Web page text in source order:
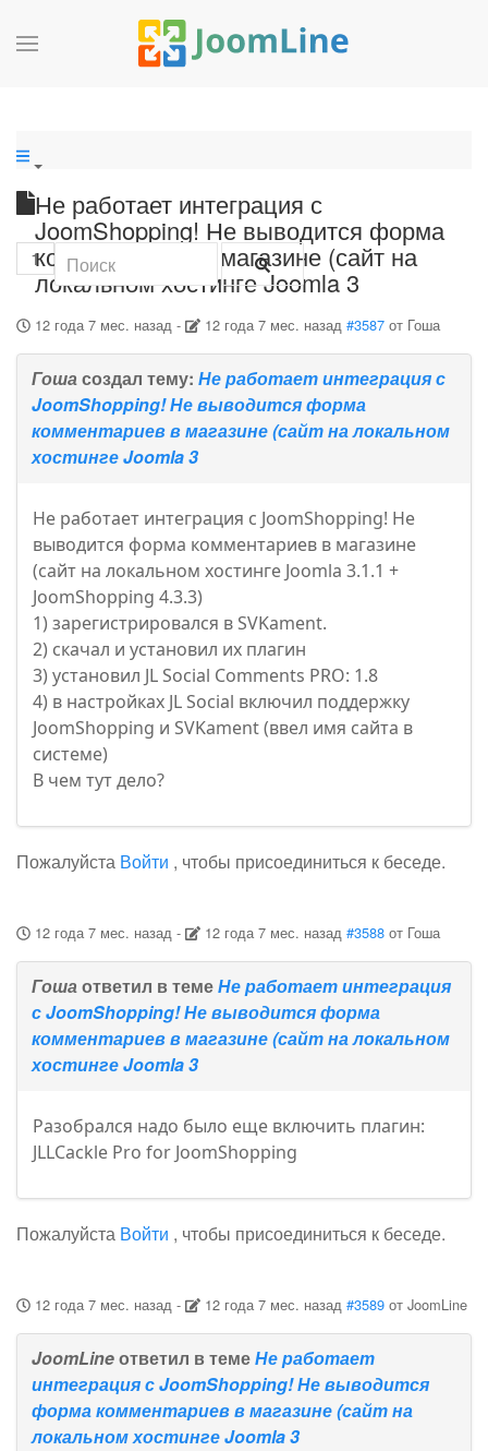
Не работает интеграция с
JoomShopping! Не выводится форма
комментариев в магазине (сайт на
локальном хостинге Joomla 3
1
12 года 7 мес. назад- 12 года 7 мес. назад #3587 от Гоша
Гошасоздал тему: Не работает интеграция с
JoomShopping! Не выводится форма
комментариев в магазине (сайт на локальном
хостинге Joomla 3
Не работает интеграция с JoomShopping! Не
выводится форма комментариев в магазине
(сайт на локальном хостинге Joomla 3.1.1 +
JoomShopping 4.3.3)
1) зарегистрировался в SVKament.
2) скачал и установил их плагин
3) установил JL Social Comments PRO: 1.8
4) в настройках JL Social включил поддержку
JoomShopping и SVKament (ввел имя сайта в
системе)
В чем тут дело?
Пожалуйста Войти , чтобы присоединиться к беседе.
12 года 7 мес. назад- 12 года 7 мес. назад #3588 от Гоша
Гошаответил в темеНе работает интеграция
с JoomShopping! Не выводится форма
комментариев в магазине (сайт на локальном
хостинге Joomla 3
Разобрался надо было еще включить плагин:
JLLCackle Pro for JoomShopping
Пожалуйста Войти , чтобы присоединиться к беседе.
12 года 7 мес. назад- 12 года 7 мес. назад #3589 отJoomLine
JoomLineответил в темеНе работает
интеграция с JoomShopping! Не выводится
форма комментариев в магазине (сайт на
локальном хостинге Joomla 3